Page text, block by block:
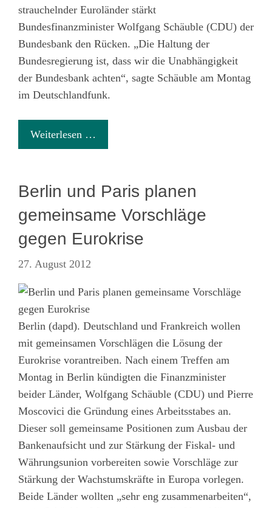
strauchelnder Euroländer stärkt
Bundesfinanzminister Wolfgang Schäuble (CDU) der
Bundesbank den Rücken. „Die Haltung der
Bundesregierung ist, dass wir die Unabhängigkeit
der Bundesbank achten“, sagte Schäuble am Montag
im Deutschlandfunk.
Weiterlesen …
Berlin und Paris planen
gemeinsame Vorschläge
gegen Eurokrise
27. August 2012
Berlin (dapd). Deutschland und Frankreich wollen
mit gemeinsamen Vorschlägen die Lösung der
Eurokrise vorantreiben. Nach einem Treffen am
Montag in Berlin kündigten die Finanzminister
beider Länder, Wolfgang Schäuble (CDU) und Pierre
Moscovici die Gründung eines Arbeitsstabes an.
Dieser soll gemeinsame Positionen zum Ausbau der
Bankenaufsicht und zur Stärkung der Fiskal- und
Währungsunion vorbereiten sowie Vorschläge zur
Stärkung der Wachstumskräfte in Europa vorlegen.
Beide Länder wollten „sehr eng zusammenarbeiten“,